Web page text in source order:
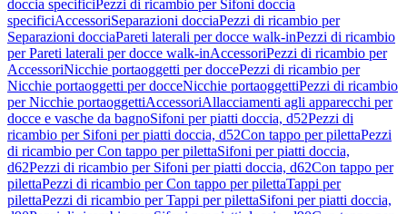
doccia specificiPezzi di ricambio per Sifoni doccia
specificiAccessoriSeparazioni docciaPezzi di ricambio per
Separazioni docciaPareti laterali per docce walk-inPezzi di ricambio
per Pareti laterali per docce walk-inAccessoriPezzi di ricambio per
AccessoriNicchie portaoggetti per doccePezzi di ricambio per
Nicchie portaoggetti per docceNicchie portaoggettiPezzi di ricambio
per Nicchie portaoggettiAccessoriAllacciamenti agli apparecchi per
docce e vasche da bagnoSifoni per piatti doccia, d52Pezzi di
ricambio per Sifoni per piatti doccia, d52Con tappo per pilettaPezzi
di ricambio per Con tappo per pilettaSifoni per piatti doccia,
d62Pezzi di ricambio per Sifoni per piatti doccia, d62Con tappo per
pilettaPezzi di ricambio per Con tappo per pilettaTappi per
pilettaPezzi di ricambio per Tappi per pilettaSifoni per piatti doccia,